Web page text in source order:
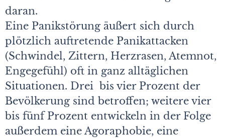
daran.
Eine Panikstörung äußert sich durch
plötzlich auftretende Panikattacken
(Schwindel, Zittern, Herzrasen, Atemnot,
Engegefühl) oft in ganz alltäglichen
Situationen. Drei bis vier Prozent der
Bevölkerung sind betroffen; weitere vier
bis fünf Prozent entwi­ckeln in der Folge
außerdem eine Agoraphobie, eine